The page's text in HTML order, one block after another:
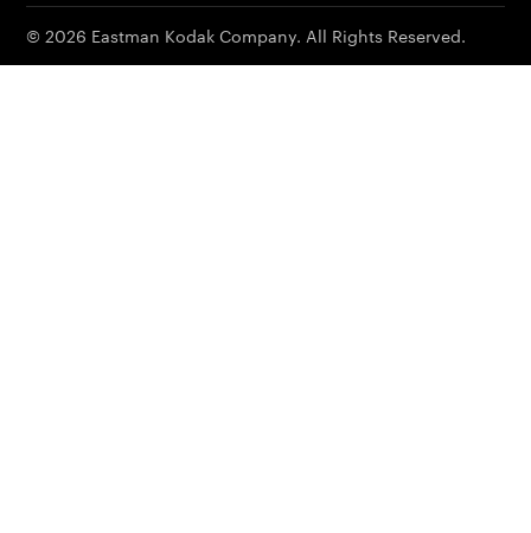
영업 문의
© 2026 Eastman Kodak Company. All Rights Reserved.